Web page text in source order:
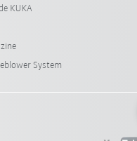
KUKA
System